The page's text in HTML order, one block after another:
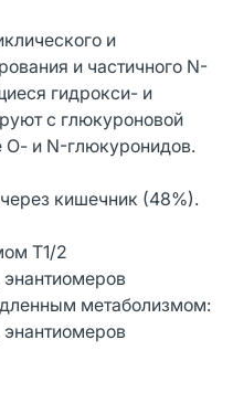
и
и частичного N-
гидрокси- и
с глюкуроновой
О- и N-глюкуронидов.
кишечник (48%).
T1/2
метаболизмом: